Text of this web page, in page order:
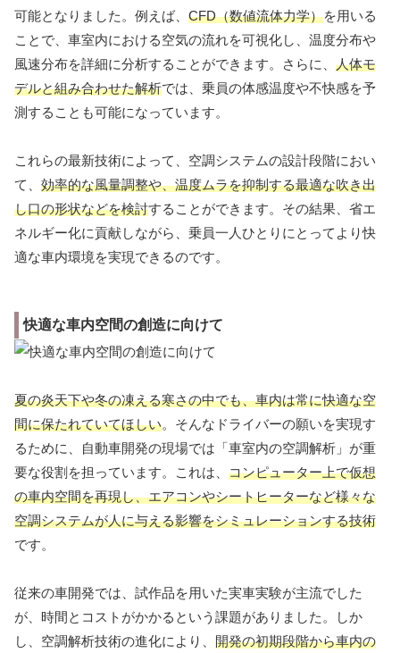
可能となりました。例えば、 CFD（数値流体力学）を用いる
ことで、車室内における空気の流れを可視化し、温度分布や
風速分布を詳細に分析することができます。さらに、 人体モ
デルと組み合わせた解析では、乗員の体感温度や不快感を予
測することも可能になっています。
これらの最新技術によって、空調システムの設計段階におい
て、 効率的な風量調整や、温度ムラを抑制する最適な吹き出
し口の形状などを検討することができます。その結果、省エ
ネルギー化に貢献しながら、乗員一人ひとりにとってより快
適な車内環境を実現できるのです。
快適な車内空間の創造に向けて
夏の炎天下や冬の凍える寒さの中でも、車内は常に快適な空
間に保たれていてほしい。そんなドライバーの願いを実現す
るために、自動車開発の現場では「車室内の空調解析」が重
要な役割を担っています。これは、 コンピューター上で仮想
の車内空間を再現し、エアコンやシートヒーターなど様々な
空調システムが人に与える影響をシミュレーションする技術
です。
従来の車開発では、試作品を用いた実車実験が主流でした
が、時間とコストがかかるという課題がありました。しか
し、空調解析技術の進化により、 開発の初期段階から車内の